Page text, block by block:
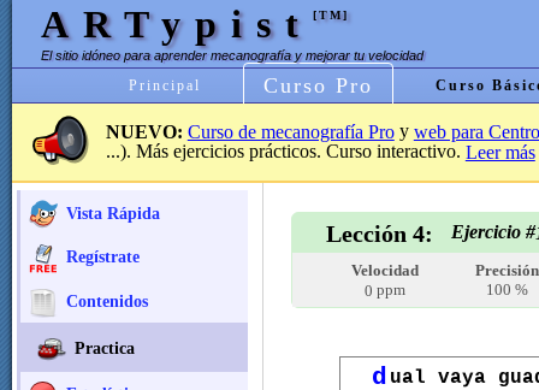
ARTypist [TM]
El sitio idóneo para aprender mecanografía y mejorar tu velocidad
Principal Curso Pro Curso
NUEVO: Curso de mecanografía Proy web para
...). Más ejercicios prácticos. Curso interactivo. Leer más
Vista Rápida
Regístrate
Contenidos
Practica
Lección 4: Ejercicio #
Velocidad
0 ppm
Precisión
100 %
d ual vaya